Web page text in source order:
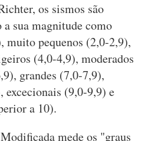
os sismos são
sua magnitude como
muito pequenos (2,0-2,9),
(4,0-4,9), moderados
grandes (7,0-7,9),
(9,0-9,9) e
a 10).
mede os "graus